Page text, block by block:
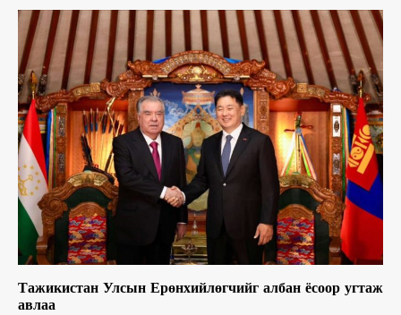
Тажикистан Улсын Ерөнхийлөгчийг албан ёсоор угтаж
авлаа